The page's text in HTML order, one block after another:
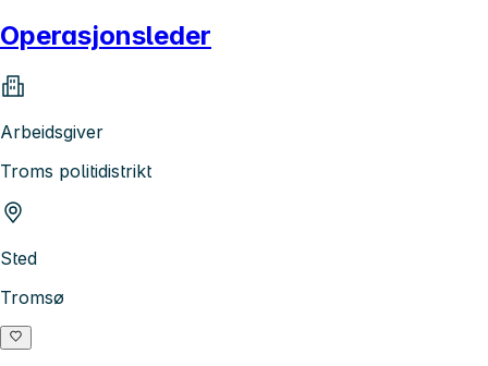
Operasjonsleder
Arbeidsgiver
Troms politidistrikt
Sted
Tromsø